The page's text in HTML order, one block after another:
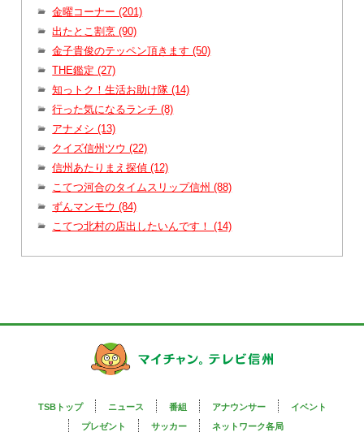
金曜コーナー (201)
出たとこ割烹 (90)
金子貴俊のテッペン頂きます (50)
THE鑑定 (27)
知っトク！生活お助け隊 (14)
行った気になるランチ (8)
アナメシ (13)
クイズ信州ツウ (22)
信州あたりまえ探偵 (12)
こてつ河合のタイムスリップ信州 (88)
ずんマンモウ (84)
こてつ北村の店出したいんです！ (14)
TSBトップ ニュース 番組 アナウンサー
イベント
プレゼント
サッカー ネットワーク各局